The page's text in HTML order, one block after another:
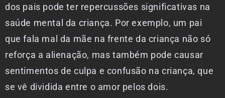
dos pais pode ter repercussões significativas na
saúde mental da criança. Por exemplo, um pai
que fala mal da mãe na frente da criança não só
reforça a alienação, mas também pode causar
sentimentos de culpa e confusão na criança, que
se vê dividida entre o amor pelos dois.